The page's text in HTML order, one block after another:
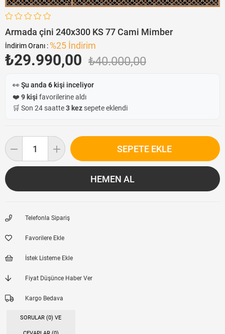
Armada çini 240x300 KS 77 Cami Mimber
İndirim Oranı : %25 İndirim
₺40.000,00
₺29.990,00
👀 Şu anda 6 kişi inceliyor
❤️ 9 kişi favorilerine aldı
🛒 Son 24 saatte3 kezsepete eklendi
Telefonla Sipariş
Favorilere Ekle
İstek Listeme Ekle
Fiyat Düşünce Haber Ver
Kargo Bedava
SORULAR (0) VE